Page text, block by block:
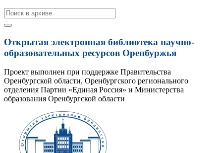
Открытая электронная библиотека научно-
образовательных ресурсов Оренбуржья
Проект выполнен при поддержке Правительства
Оренбургской области, Оренбургского регионального
отделения Партии «Единая Россия» и Министерства
образования Оренбургской области